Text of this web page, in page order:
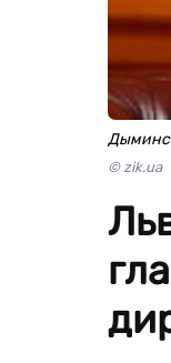
© zik.ua